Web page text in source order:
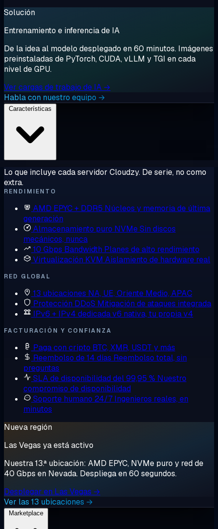
Solución
Entrenamiento e inferencia de IA
De la idea al modelo desplegado en 60 minutos. Imágenes
preinstaladas de PyTorch, CUDA, vLLM y TGI en cada
nivel de GPU.
Ver cargas de trabajo de IA →
Habla con nuestro equipo →
Lo que incluye cada servidor Cloudzy. De serie, no como
extra.
RENDIMIENTO
AMD EPYC + DDR5 Núcleos y memoria de última
generación
Almacenamiento puro NVMeSin discos
mecánicos, nunca
10 Gbps Bandwidth Planes de alto rendimiento
Virtualización KVM Aislamiento de hardware real
RED GLOBAL
13 ubicaciones NA, UE, Oriente Medio, APAC
Protección DDoS Mitigación de ataques integrada
IPv6 + IPv4 dedicadav6 nativa, tu propia v4
FACTURACIÓN Y CONFIANZA
Paga con cripto BTC, XMR, USDT y más
Reembolso de 14 días Reembolso total, sin
preguntas
SLA de disponibilidad del 99,95 % Nuestro
compromiso de disponibilidad
Soporte humano 24/7 Ingenieros reales, en
minutos
Nueva región
Las Vegas ya está activo
Nuestra 13.ª ubicación: AMD EPYC, NVMe puro y red de
40 Gbps en Nevada. Despliega en 60 segundos.
Desplegar en Las Vegas →
Ver las 13 ubicaciones →